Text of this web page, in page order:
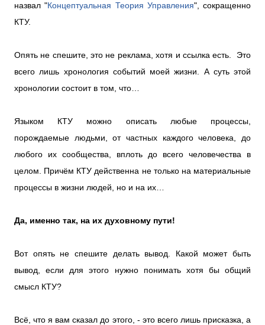
назвал "Концептуальная Теория Управления", сокращенно
КТУ.
Опять не спешите, это не реклама, хотя и ссылка есть. Это
всего лишь хронология событий моей жизни. А суть этой
хронологии состоит в том, что…
Языком КТУ можно описать любые процессы,
порождаемые людьми, от частных каждого человека, до
любого их сообщества, вплоть до всего человечества в
целом. Причём КТУ действенна не только на материальные
процессы в жизни людей, но и на их…
Да, именно так, на их духовному пути!
Вот опять не спешите делать вывод. Какой может быть
вывод, если для этого нужно понимать хотя бы общий
смысл КТУ?
Всё, что я вам сказал до этого, - это всего лишь присказка, а